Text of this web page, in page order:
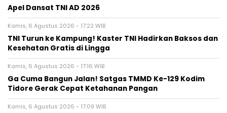
Apel Dansat TNI AD 2026
Kamis, 6 Agustus 2026 - 17:22 WIB
TNI Turun ke Kampung! Kaster TNI Hadirkan Baksos dan
Kesehatan Gratis di Lingga
Kamis, 6 Agustus 2026 - 17:16 WIB
Ga Cuma Bangun Jalan! Satgas TMMD Ke-129 Kodim
Tidore Gerak Cepat Ketahanan Pangan
Kamis, 6 Agustus 2026 - 17:09 WIB